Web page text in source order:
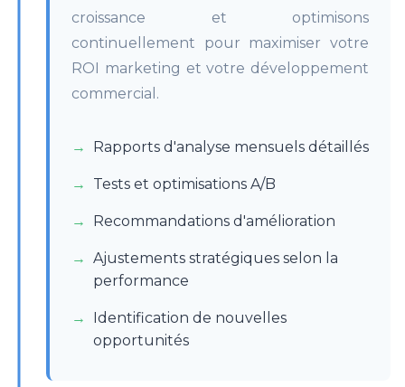
croissance et optimisons
continuellement pour maximiser votre
ROI marketing et votre développement
commercial.
Rapports d'analyse mensuels détaillés
Tests et optimisations A/B
Recommandations d'amélioration
Ajustements stratégiques selon la
performance
Identification de nouvelles
opportunités